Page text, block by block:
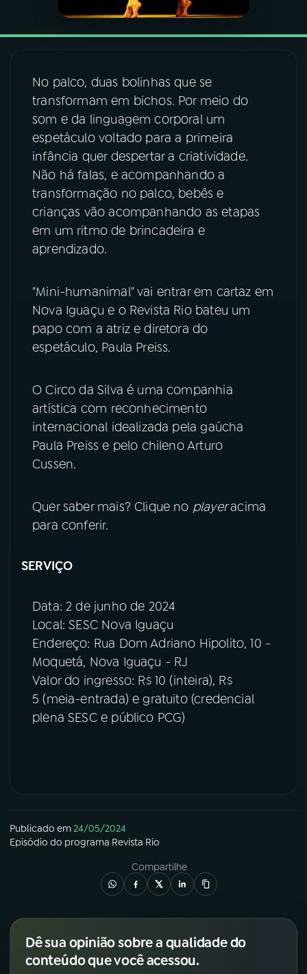
VIDEOCASTS
08FESTIVAL DE MÚSICA
ACOMPANHE A RÁDIO NACIONAL
YouTube Facebook
Instagram
No palco, duas bolinhas que se
transformam em bichos. Por meio do
som e da linguagem corporal um
espetáculo voltado para a primeira
infância quer despertar a criatividade.
Não há falas, e acompanhando a
transformação no palco, bebês e
crianças vão acompanhando as etapas
em um ritmo de brincadeira e
aprendizado.
"Mini-humanimal" vai entrar em cartaz em
Nova Iguaçu e o Revista Rio bateu um
papo com a atriz e diretora do
espetáculo, Paula Preiss.
O Circo da Silva é uma companhia
artística com reconhecimento
internacional idealizada pela gaúcha
Paula Preiss e pelo chileno Arturo
Cussen.
Quer saber mais? Clique no playeracima
para conferir.
SERVIÇO
Data: 2 de junho de 2024
Local: SESC Nova Iguaçu
Endereço: Rua Dom Adriano Hipolito, 10 -
Moquetá, Nova Iguaçu - RJ
Valor do ingresso: R$ 10 (inteira), R$
5 (meia-entrada) e gratuito (credencial
plena SESC e público PCG)
Publicado em24/05/2024
Episódio do programa Revista Rio
Compartilhe
Dê sua opinião sobre a qualidade do
conteúdo que você acessou.